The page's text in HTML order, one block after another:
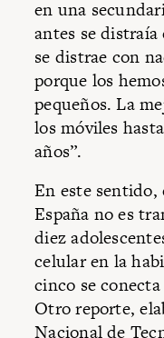
en una
antes se
se distrae con
porque los
pequeños. La
los móviles
años”.
En este
España no es
diez
celular en la
cinco se
Otro reporte,
Nacional de